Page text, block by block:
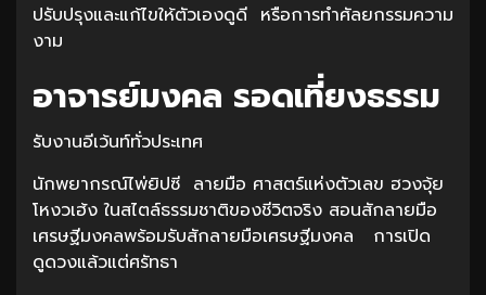
ปรับปรุงและแก้ไขให้ตัวเองดูดี หรือการทำศัลยกรรมความ
งาม
อาจารย์มงคล รอดเที่ยงธรรม
รับงานอีเว้นท์ทั่วประเทศ
นักพยากรณ์ไพ่ยิปซี ลายมือ ศาสตร์แห่งตัวเลข ฮวงจุ้ย
โหงวเฮ้ง ในสไตล์ธรรมชาติของชีวิตจริง สอนสักลายมือ
เศรษฐีมงคลพร้อมรับสักลายมือเศรษฐีมงคล การเปิด
ดูดวงแล้วแต่ศรัทธา